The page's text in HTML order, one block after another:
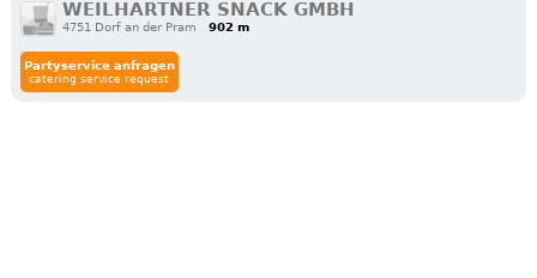
WEILHARTNER SNACK GMBH
4751 Dorf an der Pram 902 m
Partyservice anfragen
catering service request